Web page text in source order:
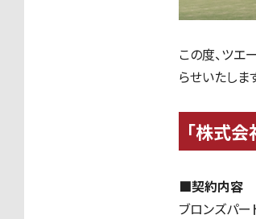
この度、ツエ
らせいたしま
「株式
■契約内容
ブロンズパー